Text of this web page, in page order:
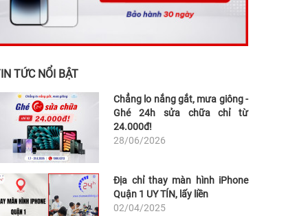
TỨC NỔI BẬT
Chẳng lo nắng gắt, mưa giông -
Ghé 24h sửa chữa chỉ từ
24.000đ!
28/06/2026
Địa chỉ thay màn hình iPhone
Quận 1 UY TÍN, lấy liền
02/04/2025